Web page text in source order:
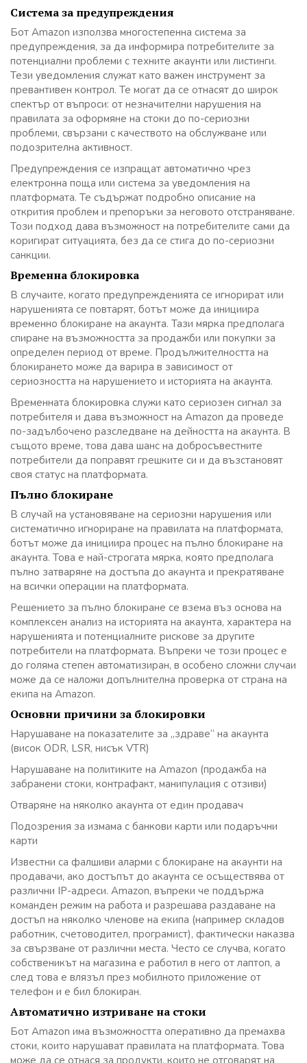
Система за предупреждения
Бот Amazon използва многостепенна система за
предупреждения, за да информира потребителите за
потенциални проблеми с техните акаунти или листинги.
Тези уведомления служат като важен инструмент за
превантивен контрол. Те могат да се отнасят до широк
спектър от въпроси: от незначителни нарушения на
правилата за оформяне на стоки до по-сериозни
проблеми, свързани с качеството на обслужване или
подозрителна активност.
Предупреждения се изпращат автоматично чрез
електронна поща или система за уведомления на
платформата. Те съдържат подробно описание на
открития проблем и препоръки за неговото отстраняване.
Този подход дава възможност на потребителите сами да
коригират ситуацията, без да се стига до по-сериозни
санкции.
Временна блокировка
В случаите, когато предупрежденията се игнорират или
нарушенията се повтарят, ботът може да инициира
временно блокиране на акаунта. Тази мярка предполага
спиране на възможността за продажби или покупки за
определен период от време. Продължителността на
блокирането може да варира в зависимост от
сериозността на нарушението и историята на акаунта.
Временната блокировка служи като сериозен сигнал за
потребителя и дава възможност на Amazon да проведе
по-задълбочено разследване на дейността на акаунта. В
същото време, това дава шанс на добросъвестните
потребители да поправят грешките си и да възстановят
своя статус на платформата.
Пълно блокиране
В случай на установяване на сериозни нарушения или
систематично игнориране на правилата на платформата,
ботът може да инициира процес на пълно блокиране на
акаунта. Това е най-строгата мярка, която предполага
пълно затваряне на достъпа до акаунта и прекратяване
на всички операции на платформата.
Решението за пълно блокиране се взема въз основа на
комплексен анализ на историята на акаунта, характера на
нарушенията и потенциалните рискове за другите
потребители на платформата. Въпреки че този процес е
до голяма степен автоматизиран, в особено сложни случаи
може да се наложи допълнителна проверка от страна на
екипа на Amazon.
Основни причини за блокировки
Нарушаване на показателите за „здраве“ на акаунта
(висок ODR, LSR, нисък VTR)
Нарушаване на политиките на Amazon (продажба на
забранени стоки, контрафакт, манипулация с отзиви)
Отваряне на няколко акаунта от един продавач
Подозрения за измама с банкови карти или подаръчни
карти
Известни са фалшиви аларми с блокиране на акаунти на
продавачи, ако достъпът до акаунта се осъществява от
различни IP-адреси. Amazon, въпреки че поддържа
команден режим на работа и разрешава раздаване на
достъп на няколко членове на екипа (например складов
работник, счетоводител, програмист), фактически наказва
за свързване от различни места. Често се случва, когато
собственикът на магазина е работил в него от лаптоп, а
след това е влязъл през мобилното приложение от
телефон и е бил блокиран.
Автоматично изтриване на стоки
Бот Amazon има възможността оперативно да премахва
стоки, които нарушават правилата на платформата. Това
може да се отнася за продукти, които не отговарят на